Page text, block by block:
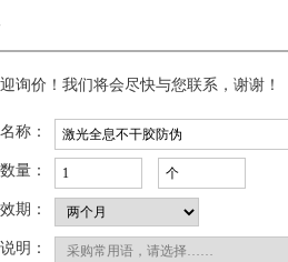
询价！我们将会尽快与您联系，谢谢！
称：
量：
期：
明：